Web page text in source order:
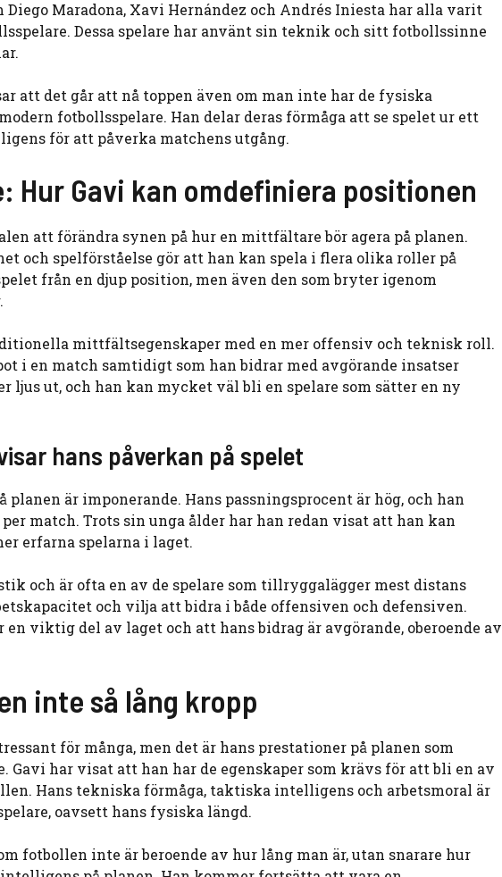
Diego Maradona, Xavi Hernández och Andrés Iniesta har alla varit
Dessa spelare har använt sin teknik och sitt fotbollssinne
att det går att nå toppen även om man inte har de fysiska
fotbollsspelare. Han delar deras förmåga att se spelet ur ett
för att påverka matchens utgång.
Gavi kan omdefiniera positionen
att förändra synen på hur en mittfältare bör agera på planen.
och spelförståelse gör att han kan spela i flera olika roller på
från en djup position, men även den som bryter igenom
mittfältsegenskaper med en mer offensiv och teknisk roll.
i en match samtidigt som han bidrar med avgörande insatser
ljus ut, och han kan mycket väl bli en spelare som sätter en ny
hans påverkan på spelet
är imponerande. Hans passningsprocent är hög, och han
match. Trots sin unga ålder har han redan visat att han kan
erfarna spelarna i laget.
och är ofta en av de spelare som tillryggalägger mest distans
och vilja att bidra i både offensiven och defensiven.
viktig del av laget och att hans bidrag är avgörande, oberoende av
inte så lång kropp
för många, men det är hans prestationer på planen som
Gavi har visat att han har de egenskaper som krävs för att bli en av
Hans tekniska förmåga, taktiska intelligens och arbetsmoral är
oavsett hans fysiska längd.
fotbollen inte är beroende av hur lång man är, utan snarare hur